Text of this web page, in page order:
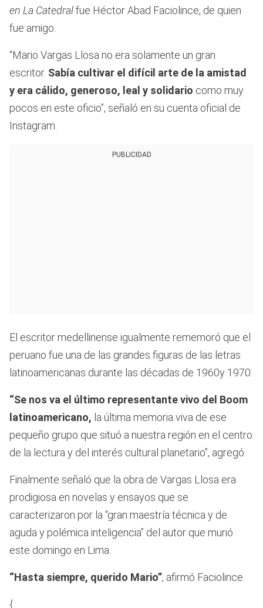
en La Catedralfue Héctor Abad Faciolince, de quien
fue amigo.
“Mario Vargas Llosa no era solamente un gran
escritor. Sabía cultivar el difícil arte de la amistad
y era cálido, generoso, leal y solidario como muy
pocos en este oficio”, señaló en su cuenta oficial de
Instagram.
PUBLICIDAD
El escritor medellinense igualmente rememoró que el
peruano fue una de las grandes figuras de las letras
latinoamericanas durante las décadas de 1960y 1970.
“Se nos va el último representante vivo del Boom
latinoamericano, la última memoria viva de ese
pequeño grupo que situó a nuestra región en el centro
de la lectura y del interés cultural planetario”, agregó.
Finalmente señaló que la obra de Vargas Llosa era
prodigiosa en novelas y ensayos que se
caracterizaron por la “gran maestría técnica y de
aguda y polémica inteligencia” del autor que murió
este domingo en Lima.
“Hasta siempre, querido Mario”, afirmó Faciolince.
{